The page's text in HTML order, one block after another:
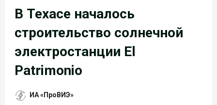
В Техасе началось
строительство солнечной
электростанции El
Patrimonio
ИА «ПроВИЭ»